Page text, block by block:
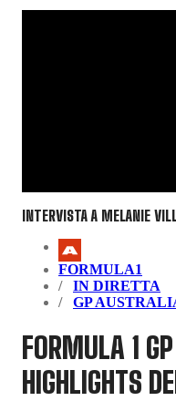
INTERVISTA A MELANIE
FORMULA1
IN DIRETTA
GP
FORMULA 1
HIGHLIGHTS